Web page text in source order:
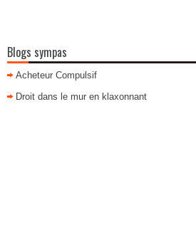
Blogs sympas
Acheteur Compulsif
Droit dans le mur en klaxonnant